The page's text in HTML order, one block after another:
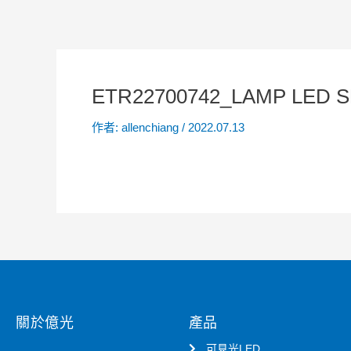
ETR22700742_LAMP LED
作者: allenchiang / 2022.07.13
關於億光 產品